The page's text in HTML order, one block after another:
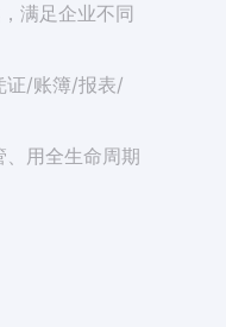
满足企业不同
证/账簿/报表/
、用全生命周期